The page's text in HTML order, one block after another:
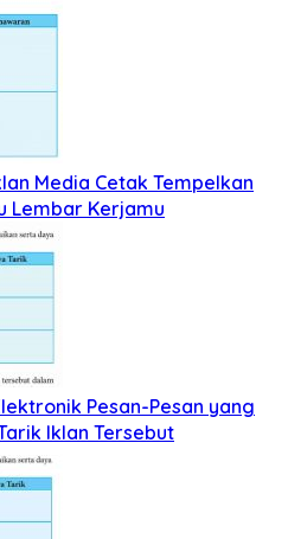
Media Cetak Tempelkan
Lembar Kerjamu
Pesan-Pesan yang
Iklan Tersebut